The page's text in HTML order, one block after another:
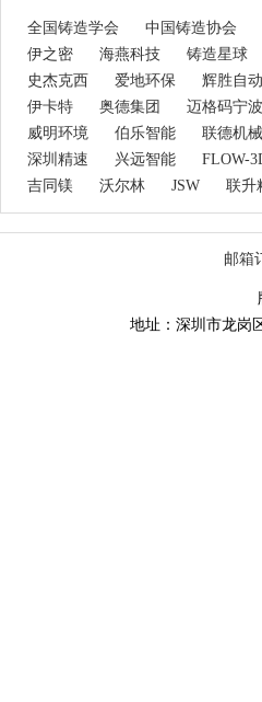
全国铸造学会 中国铸造协会
伊之密
海燕科技 铸造星球
史杰克西
爱地环保 辉胜自
伊卡特
奥德集团 迈格码宁波
威明环境
伯乐智能 联德机械
深圳精速
兴远智能 FLOW-
吉同镁
沃尔林 JSW 联升
邮箱
地址：深圳市龙岗